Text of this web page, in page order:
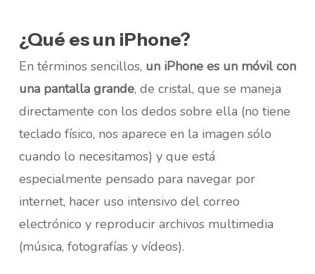
¿Qué es un iPhone?
En términos sencillos, un iPhone es un móvil con
una pantalla grande, de cristal, que se maneja
directamente con los dedos sobre ella (no tiene
teclado físico, nos aparece en la imagen sólo
cuando lo necesitamos) y que está
especialmente pensado para navegar por
internet, hacer uso intensivo del correo
electrónico y reproducir archivos multimedia
(música, fotografías y vídeos).